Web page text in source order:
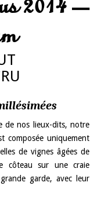
de nos lieux-dits, notre
composée uniquement
de vignes âgées de
côteau sur une craie
garde, avec leur